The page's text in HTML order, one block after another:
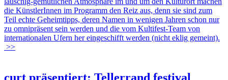
die KünstlerInnen im Programm den Reiz aus, denn sie sind zum
Teil echte Geheimtipps, deren Namen in wenigen Jahren schon nur
zu omnipräsent sein werden und die vom Kultifest-Team von
internationalen Ufern her eingeschifft werden (nicht eklig gemeint).
>>
curt präsentiert: Tellerrand festival